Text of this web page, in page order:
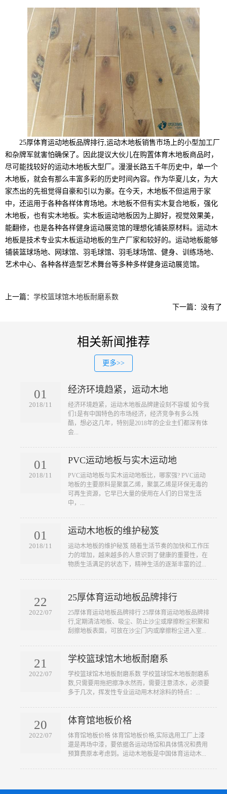
25厚体育运动地板品牌排行,运动木地板销售市场上的小型加工厂
和杂牌军就害怕确保了。因此提议大伙儿在购置体育木地板商品时，
尽可能找较好的运动木地板大型厂。漫漫长路五千年历史中，单一个
木地板，就会有那么丰富多彩的历史时间內容。作为华夏儿女，为大
家杰出的先祖觉得自豪和引以为豪。在今天，木地板不但运用于家
中，还运用于各种各样体育场地。木地板不但有实木复合地板，强化
木地板，也有实木地板。实木板运动地板因为上脚好，视觉效果美，
能翻修，也是各种各样健身运动展览馆的理想化铺装原材料。运动木
地板是技术专业实木板运动地板的生产厂家和较好的。运动地板能够
铺装篮球场地、网球馆、羽毛球馆、羽毛球场馆、健身、训练场地、
艺术中心、各种各样造型艺术舞台等多种多样健身运动展览馆。
上一篇： 学校篮球馆木地板耐磨系数
下一篇：没有了
相关新闻推荐
更多>>
01
2018/11
经济环境趋紧，运动木地
​经济环境趋紧，运动木地板品牌建设刻不容缓 如今我
们1是有中国特色的市场经济，经济竞争有多么残
酷，想必这几年，特别是2018年的企业主们都深有体
会...
01
2018/11
PVC运动地板与实木运动地
​PVC运动地板与实木运动地板比，哪家强? PVC运动
地板的主要原料是聚氯乙烯，聚氯乙烯是环保无毒的
可再生资源，它早已大量的使用在人们的日常生活
中，...
01
2018/11
运动木地板的维护秘笈
​运动木地板的维护秘笈 随着生活节奏的加快和工作压
力的增加，越来越多的人意识到了健康的重要性，在
物质生活满足的状态下，精神生活的逐渐丰富的过...
22
2022/07
25厚体育运动地板品牌排行
​25厚体育运动地板品牌排行 25厚体育运动地板品牌排
行,定期清洁地板、吸尘、防止沙尘或摩擦粉尘积聚和
刮擦地板表面，可放在沙尘门内或摩擦粉尘进入室...
21
2022/07
学校篮球馆木地板耐磨系
​学校篮球馆木地板耐磨系数 学校篮球馆木地板耐磨系
数,只需要用拖把擦净水然而，需要注意渍水，必须要
多于几次，挥发性专业运动用木材涂料的特点：...
20
2022/07
体育馆地板价格
​体育馆地板价格 体育馆地板价格,实际选用工厂上漆
還是再场中漆，要依据各运动场馆和具体情况和费用
预算费原本考虑到。运动木地板是中国体育运动木...